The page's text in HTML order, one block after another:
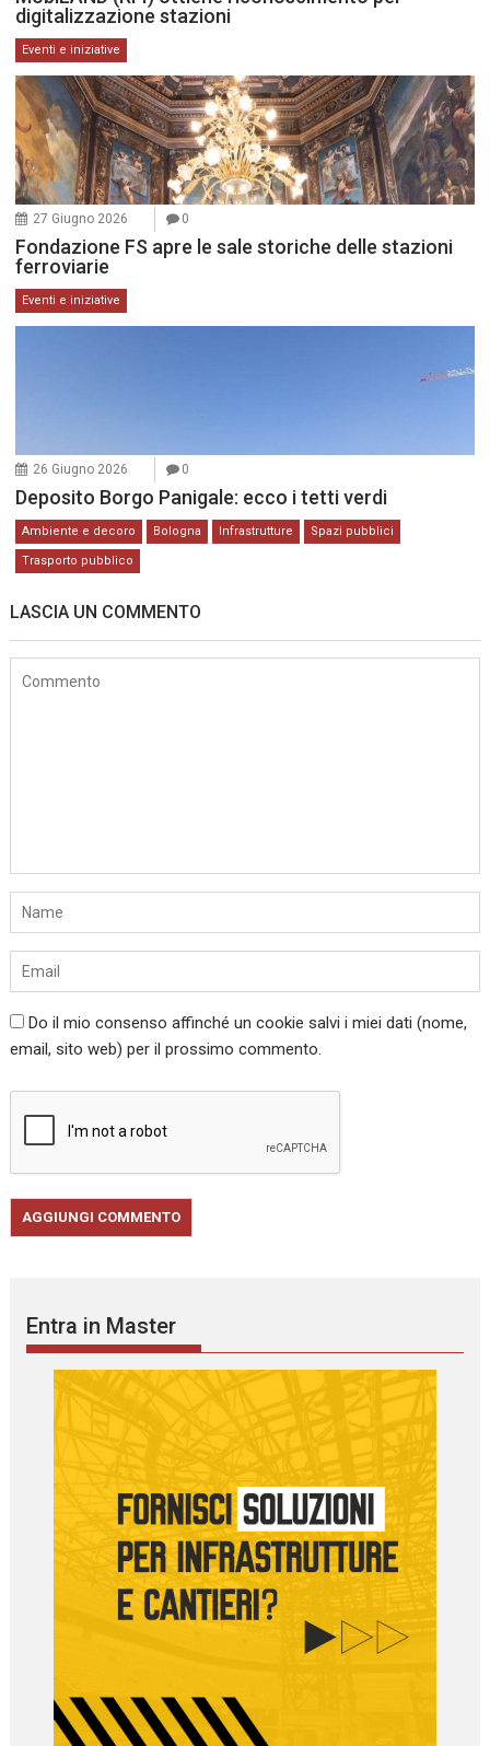
digitalizzazione stazioni
Eventi e iniziative
27 Giugno 2026 0
Fondazione FS apre le sale storiche delle stazioni
ferroviarie
Eventi e iniziative
26 Giugno 2026 0
Deposito Borgo Panigale: ecco i tetti verdi
Ambiente e decoro Bologna Infrastrutture Spazi pubblici
Trasporto pubblico
LASCIA UN COMMENTO
Do il mio consenso affinché un cookie salvi i miei dati (nome,
email, sito web) per il prossimo commento.
Entra in Master